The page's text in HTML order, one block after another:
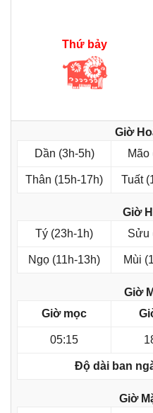
Thứ bảy
Giờ
Dần (3h-5h)
Mão
Thân (15h-17h) Tuất
Giờ
Tý (23h-1h)
Sửu
Ngọ (11h-13h) Mùi
Giờ
Giờ mọc
05:15
Độ dài ban
Giờ